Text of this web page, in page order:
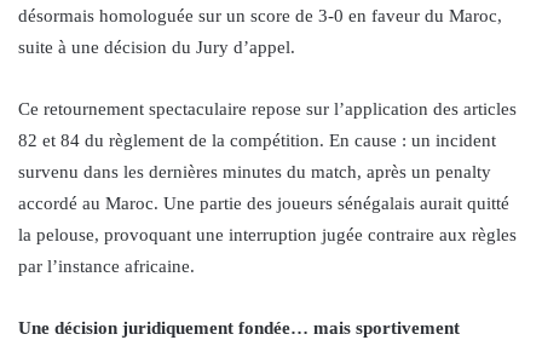
désormais homologuée sur un score de 3-0 en faveur du Maroc,
suite à une décision du Jury d’appel.
Ce retournement spectaculaire repose sur l’application des articles
82 et 84 du règlement de la compétition. En cause : un incident
survenu dans les dernières minutes du match, après un penalty
accordé au Maroc. Une partie des joueurs sénégalais aurait quitté
la pelouse, provoquant une interruption jugée contraire aux règles
par l’instance africaine.
Une décision juridiquement fondée… mais sportivement